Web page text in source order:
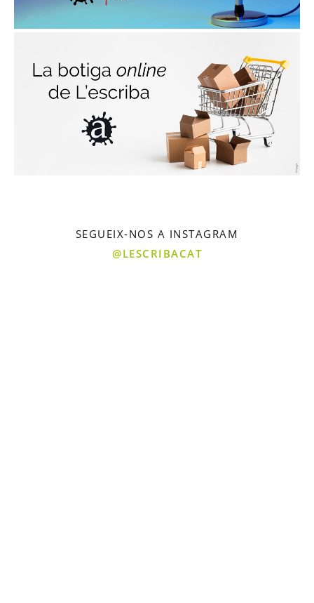
SEGUEIX-NOS A INSTAGRAM
@LESCRIBACAT